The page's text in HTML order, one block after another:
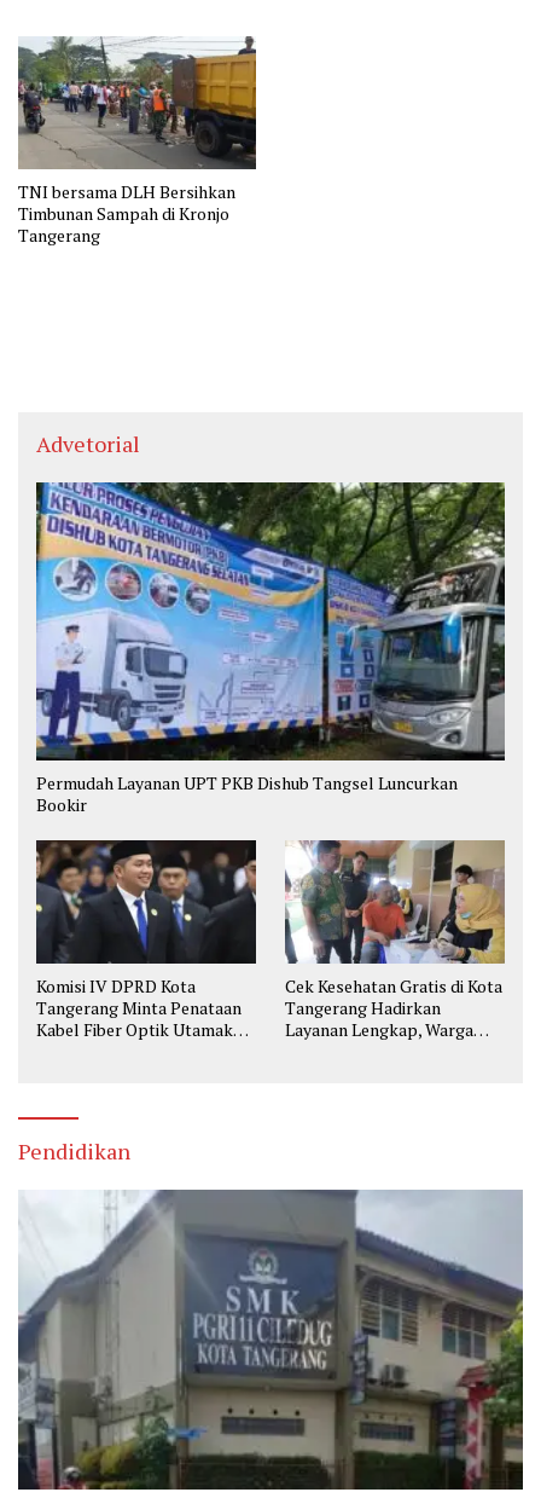
TNI bersama DLH Bersihkan
Timbunan Sampah di Kronjo
Tangerang
Advetorial
Permudah Layanan UPT PKB Dishub Tangsel Luncurkan
Bookir
Komisi IV DPRD Kota
Tangerang Minta Penataan
Kabel Fiber Optik Utamakan
Cek Kesehatan Gratis di Kota
Tangerang Hadirkan
Layanan Lengkap, Warga
Pendidikan